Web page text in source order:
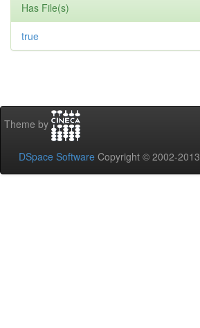
Has File(s)
true
Theme by
DSpace Software Copyright © 2002-2013